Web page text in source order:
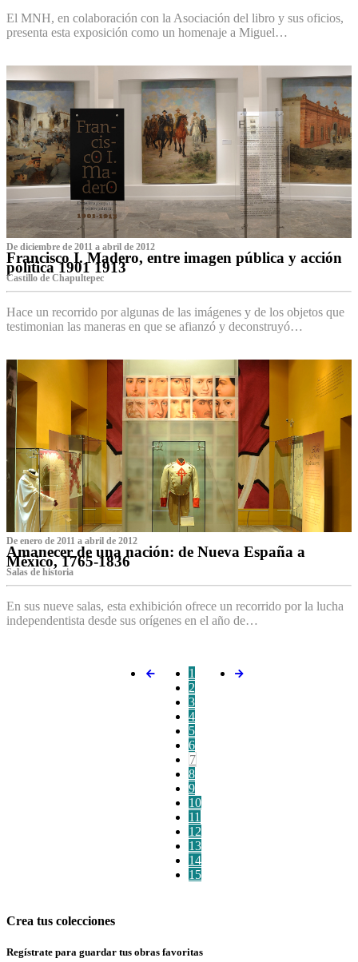
El MNH, en colaboración con la Asociación del libro y sus oficios,
presenta esta exposición como un homenaje a Miguel…
De diciembre de 2011 a abril de 2012
Francisco I. Madero, entre imagen pública y acción
política 1901 1913
Castillo de Chapultepec
Hace un recorrido por algunas de las imágenes y de los objetos que
testimonian las maneras en que se afianzó y deconstruyó…
De enero de 2011 a abril de 2012
Amanecer de una nación: de Nueva España a
México, 1765-1836
Salas de historia
En sus nueve salas, esta exhibición ofrece un recorrido por la lucha
independentista desde sus orígenes en el año de…
1
2
3
4
5
6
7
8
9
10
11
12
13
14
15
Crea tus colecciones
Regístrate para guardar tus obras favoritas